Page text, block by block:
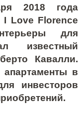
2018 года
I Love Florence
для
известный
Кавалли.
апартаменты в
инвесторов